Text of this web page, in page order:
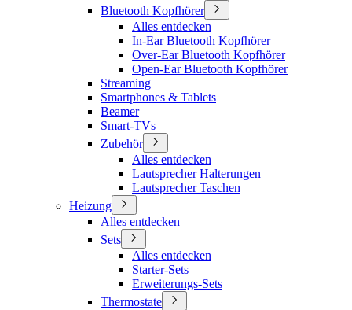
Bluetooth Kopfhörer
Alles entdecken
In-Ear Bluetooth Kopfhörer
Over-Ear Bluetooth Kopfhörer
Open-Ear Bluetooth Kopfhörer
Streaming
Smartphones & Tablets
Beamer
Smart-TVs
Zubehör
Alles entdecken
Lautsprecher Halterungen
Lautsprecher Taschen
Heizung
Alles entdecken
Sets
Alles entdecken
Starter-Sets
Erweiterungs-Sets
Thermostate